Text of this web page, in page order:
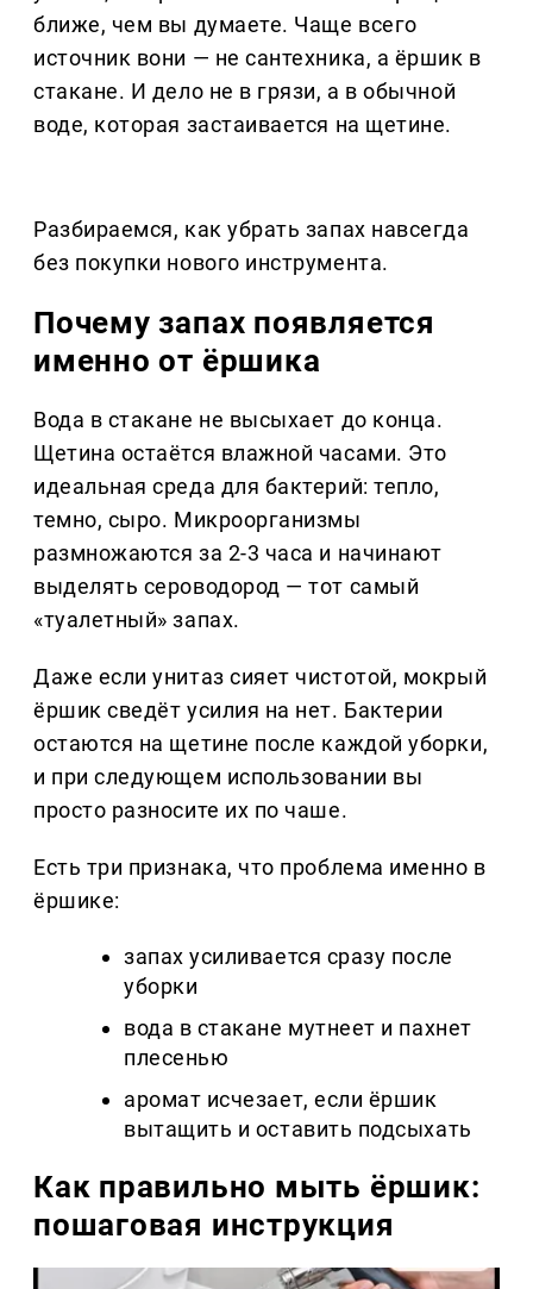
ближе, чем вы думаете. Чаще всего
источник вони — не сантехника, а ёршик в
стакане. И дело не в грязи, а в обычной
воде, которая застаивается на щетине.
Разбираемся, как убрать запах навсегда
без покупки нового инструмента.
Почему запах появляется
именно от ёршика
Вода в стакане не высыхает до конца.
Щетина остаётся влажной часами. Это
идеальная среда для бактерий: тепло,
темно, сыро. Микроорганизмы
размножаются за 2-3 часа и начинают
выделять сероводород — тот самый
«туалетный» запах.
Даже если унитаз сияет чистотой, мокрый
ёршик сведёт усилия на нет. Бактерии
остаются на щетине после каждой уборки,
и при следующем использовании вы
просто разносите их по чаше.
Есть три признака, что проблема именно в
ёршике:
запах усиливается сразу после
уборки
вода в стакане мутнеет и пахнет
плесенью
аромат исчезает, если ёршик
вытащить и оставить подсыхать
Как правильно мыть ёршик:
пошаговая инструкция